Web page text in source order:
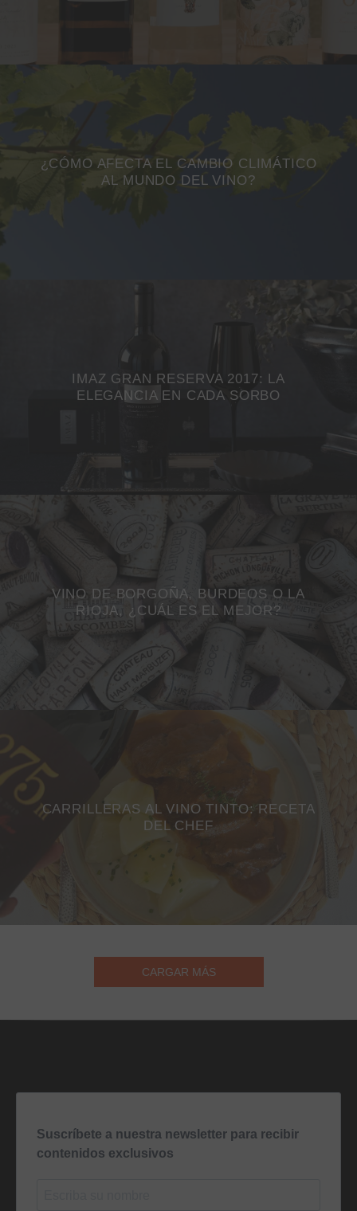
¿CÓMO AFECTA EL CAMBIO CLIMÁTICO
AL MUNDO DEL VINO?
IMAZ GRAN RESERVA 2017: LA
ELEGANCIA EN CADA SORBO
VINO DE BORGOÑA, BURDEOS O LA
RIOJA, ¿CUÁL ES EL MEJOR?
CARRILLERAS AL VINO TINTO: RECETA
DEL CHEF
CARGAR MÁS